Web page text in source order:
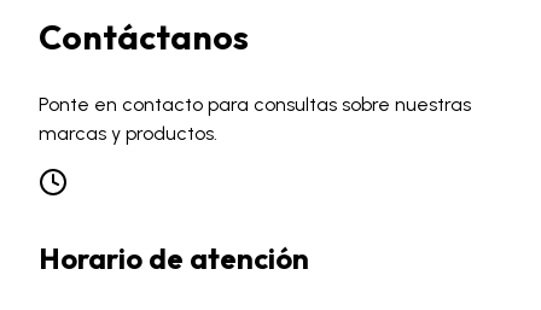
Contáctanos
Ponte en contacto para consultas sobre nuestras
marcas y productos.
Horario de atención